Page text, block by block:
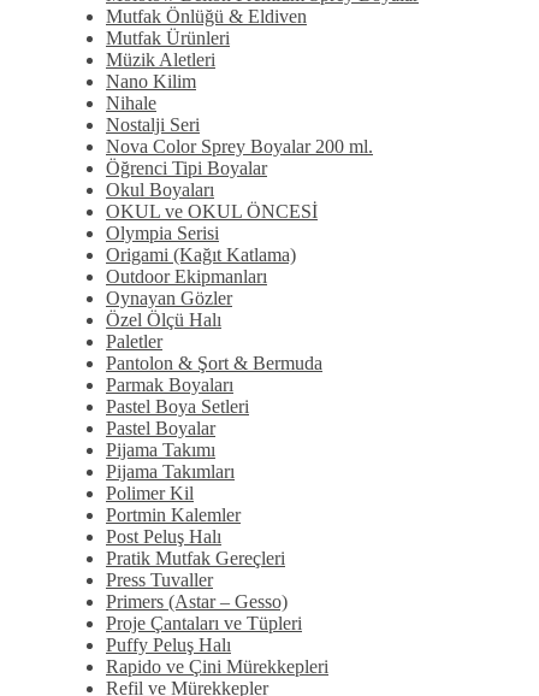
Mutfak Önlüğü & Eldiven
Mutfak Ürünleri
Müzik Aletleri
Nano Kilim
Nihale
Nostalji Seri
Nova Color Sprey Boyalar 200 ml.
Öğrenci Tipi Boyalar
Okul Boyaları
OKUL ve OKUL ÖNCESİ
Olympia Serisi
Origami (Kağıt Katlama)
Outdoor Ekipmanları
Oynayan Gözler
Özel Ölçü Halı
Paletler
Pantolon & Şort & Bermuda
Parmak Boyaları
Pastel Boya Setleri
Pastel Boyalar
Pijama Takımı
Pijama Takımları
Polimer Kil
Portmin Kalemler
Post Peluş Halı
Pratik Mutfak Gereçleri
Press Tuvaller
Primers (Astar – Gesso)
Proje Çantaları ve Tüpleri
Puffy Peluş Halı
Rapido ve Çini Mürekkepleri
Refil ve Mürekkepler